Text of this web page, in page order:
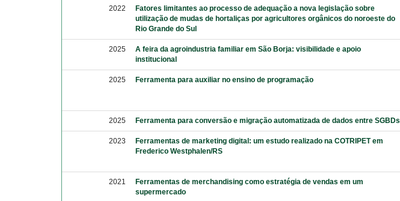
2022
Fatores limitantes ao processo de adequação a nova legislação sobre
utilização de mudas de hortaliças por agricultores orgânicos do noroeste do
Rio Grande do Sul
2025
A feira da agroindustria familiar em São Borja: visibilidade e apoio
institucional
2025 Ferramenta para auxiliar no ensino de programação
2025 Ferramenta para conversão e migração automatizada de dados entre SGBDs
2023
Ferramentas de marketing digital: um estudo realizado na COTRIPET em
Frederico Westphalen/RS
2021
Ferramentas de merchandising como estratégia de vendas em um
supermercado